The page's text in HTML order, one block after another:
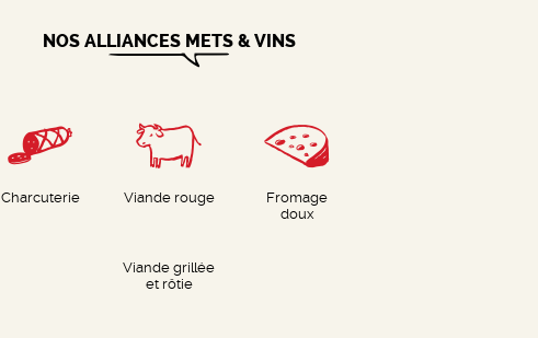
NOS ALLIANCES METS & VINS
Charcuterie Viande rouge
Fromage
doux
Viande grillée
et rôtie